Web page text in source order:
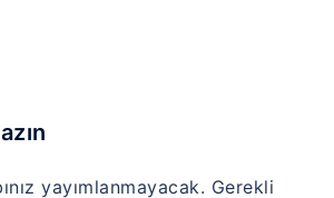
yayımlanmayacak. Gerekli